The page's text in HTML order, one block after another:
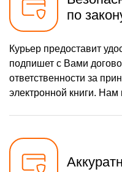
по
Курьер предоставит
подпишет с Вами
ответственности за
электронной книги. Нам